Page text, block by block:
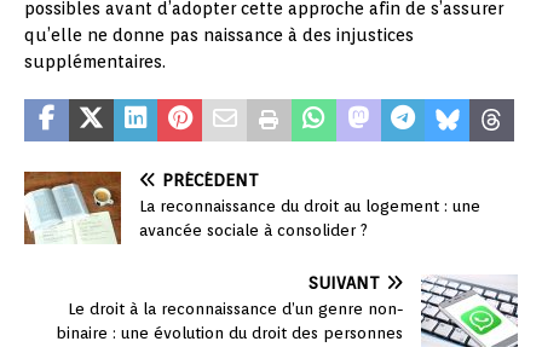
possibles avant d’adopter cette approche afin de s’assurer
qu’elle ne donne pas naissance à des injustices
supplémentaires.
PRÉCÉDENT
La reconnaissance du droit au logement : une
avancée sociale à consolider ?
SUIVANT
Le droit à la reconnaissance d’un genre non-
binaire : une évolution du droit des personnes